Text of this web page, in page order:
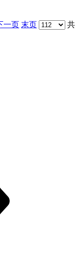
一页 末页
共